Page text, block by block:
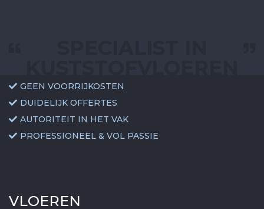
GEEN VOORRIJKOSTEN
DUIDELIJK OFFERTES
AUTORITEIT IN HET VAK
PROFESSIONEEL & VOL PASSIE
VLOEREN